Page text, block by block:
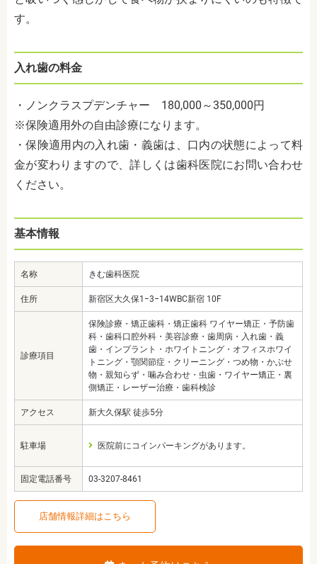
す。
入れ歯の料金
・ノンクラスプデンチャー 180,000～350,000円
※保険適用外の自由診療になります。
・保険適用内の入れ歯・義歯は、口内の状態によって料
金が変わりますので、詳しくは歯科医院にお問い合わせ
ください。
基本情報
名称 きむ歯科医院
住所 新宿区大久保1−3−14WBC新宿 10F
診療項目
保険診療・矯正歯科・矯正歯科 ワイヤー矯正・予防歯
科・歯科口腔外科・美容診療・歯周病・入れ歯・義
歯・インプラント・ホワイトニング・オフィスホワイ
トニング・顎関節症・クリーニング・つめ物・かぶせ
物・親知らず・噛み合わせ・虫歯・ワイヤー矯正・裏
側矯正・レーザー治療・歯科検診
アクセス 新大久保駅 徒歩5分
駐車場 医院前にコインパーキングがあります。
固定電話番号 03-3207-8461
店舗情報詳細はこちら